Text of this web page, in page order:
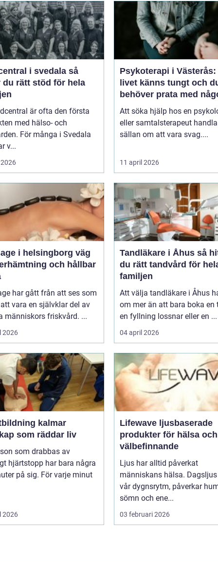
i svedala så
du rätt stöd för hela
är ofta den första
med hälso- och
För många i Svedala
v...
Psykoterapi i Västerås:
livet känns tungt och
behöver prata med
Att söka hjälp hos en
eller samtalsterapeut
sällan om att vara svag....
11 april 2026
i helsingborg väg
och hållbar
har gått från att ses som
vara en självklar del av
människors friskvård. ...
2026
Tandläkare i Åhus så hittar
du rätt tandvård för
familjen
Att välja tandläkare i Åhus
om mer än att bara boka en
en fyllning lossnar eller en ...
04 april 2026
kalmar
som räddar liv
som drabbas av
hjärtstopp har bara några
på sig. För varje minut
2026
Lifewave ljusbaserade
produkter för hälsa och
välbefinnande
Ljus har alltid påverkat
människans hälsa.
vår dygnsrytm, påverkar
sömn och ene...
03 februari 2026